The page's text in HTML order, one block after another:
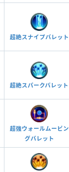
超絶スナイプバレット
超絶スパークバレット
超強ウォールムービン
グバレット